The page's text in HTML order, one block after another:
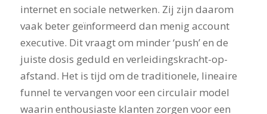
internet en sociale netwerken. Zij zijn daarom
vaak beter geïnformeerd dan menig account
executive. Dit vraagt om minder ‘push’ en de
juiste dosis geduld en verleidingskracht-op-
afstand. Het is tijd om de traditionele, lineaire
funnel te vervangen voor een circulair model
waarin enthousiaste klanten zorgen voor een